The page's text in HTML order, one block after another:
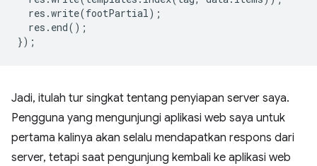
res .write(footPartial);
res . end();
});
Jadi, itulah tur singkat tentang penyiapan server saya.
Pengguna yang mengunjungi aplikasi web saya untuk
pertama kalinya akan selalu mendapatkan respons dari
server, tetapi saat pengunjung kembali ke aplikasi web